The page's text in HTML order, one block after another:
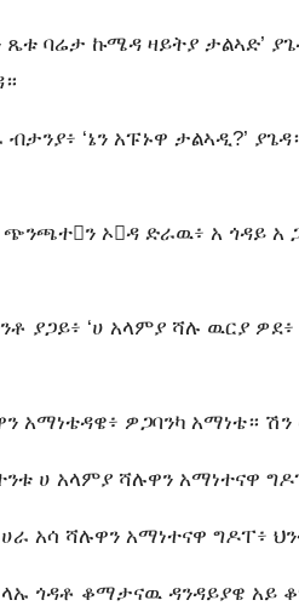
ጼቱ ባሬታ ኩሜዳ ዛይትያ ታልኣድ’
ብታንያ፥ ‘ኔን አፑኑዋ ታልኣዲ?’
ጭንጫተን ኦዳ ድራዉ፥ አ ጎዳይ አ
ያጋይ፥ ‘ሀ አላምያ ሻሉ ዉርያ
አማነቴዳዌ፥ ዎጋባንካ አማነቴ።
ሀ አላምያ ሻሉዋን አማነተናዋ
አሳ ሻሉዋን አማነተናዋ ግዶፐ፥
ላኡ ጎዳቶ ቆማታናዉ ዳንዳይያዌ አይ